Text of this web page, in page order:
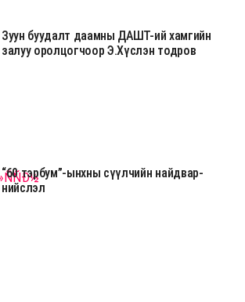
Зуун буудалт даамны ДАШТ-ий хамгийн
залуу оролцогчоор Э.Хүслэн тодров
“60 тэрбум”-ынхны сүүлчийн найдвар-
нийслэл